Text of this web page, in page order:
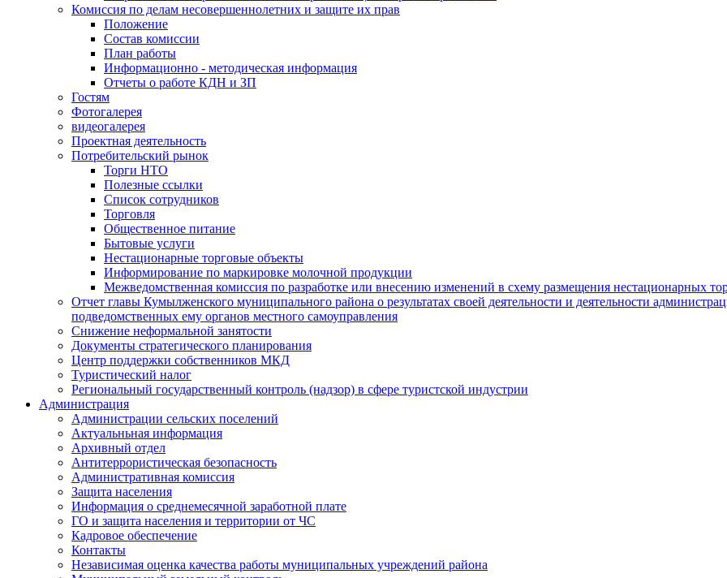
Комиссия по делам несовершеннолетних и защите их прав
Положение
Состав комиссии
План работы
Информационно - методическая информация
Отчеты о работе КДН и ЗП
Гостям
Фотогалерея
видеогалерея
Проектная деятельность
Потребительский рынок
Торги НТО
Полезные ссылки
Список сотрудников
Торговля
Общественное питание
Бытовые услуги
Нестационарные торговые объекты
Информирование по маркировке молочной продукции
Межведомственная комиссия по разработке или внесению изменений в схему размещения нестационарных
Отчет главы Кумылженского муниципального района о результатах своей деятельности и деятельности
подведомственных ему органов местного самоуправления
Снижение неформальной занятости
Документы стратегического планирования
Центр поддержки собственников МКД
Туристический налог
Региональный государственный контроль (надзор) в сфере туристской индустрии
Администрация
Администрации сельских поселений
Актуальньная информация
Архивный отдел
Антитеррористическая безопасность
Административная комиссия
Защита населения
Информация о среднемесячной заработной плате
ГО и защита населения и территории от ЧС
Кадровое обеспечение
Контакты
Независимая оценка качества работы муниципальных учреждений района